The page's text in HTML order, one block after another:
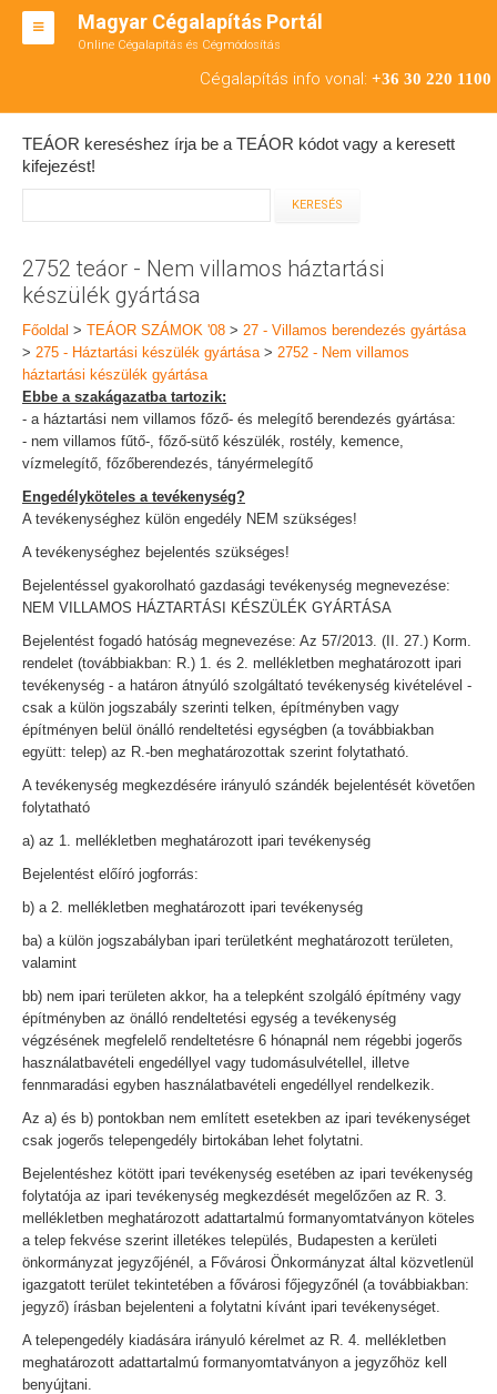
Magyar Cégalapítás Portál
Online Cégalapítás és Cégmódosítás
Cégalapítás info vonal: +36 30 220 1100
BT ALAPÍTÁS
RT ALAPÍTÁS
TEÁOR SZÁMOK '08
TEÁOR kereséshez írja be a TEÁOR kódot vagy a keresett
kifejezést!
2752 teáor - Nem villamos háztartási
készülék gyártása
Főoldal > TEÁOR SZÁMOK '08 > 27 - Villamos berendezés gyártása
> 275 - Háztartási készülék gyártása> 2752 - Nem villamos
háztartási készülék gyártása
Ebbe a szakágazatba tartozik:
- a háztartási nem villamos főző- és melegítő berendezés gyártása:
- nem villamos fűtő-, főző-sütő készülék, rostély, kemence,
vízmelegítő, főzőberendezés, tányérmelegítő
Engedélyköteles a tevékenység?
A tevékenységhez külön engedély NEM szükséges!
A tevékenységhez bejelentés szükséges!
Bejelentéssel gyakorolható gazdasági tevékenység megnevezése:
NEM VILLAMOS HÁZTARTÁSI KÉSZÜLÉK GYÁRTÁSA
Bejelentést fogadó hatóság megnevezése: Az 57/2013. (II. 27.) Korm.
rendelet (továbbiakban: R.) 1. és 2. mellékletben meghatározott ipari
tevékenység - a határon átnyúló szolgáltató tevékenység kivételével -
csak a külön jogszabály szerinti telken, építményben vagy
építményen belül önálló rendeltetési egységben (a továbbiakban
együtt: telep) az R.-ben meghatározottak szerint folytatható.
A tevékenység megkezdésére irányuló szándék bejelentését követően
folytatható
a) az 1. mellékletben meghatározott ipari tevékenység
Bejelentést előíró jogforrás:
b) a 2. mellékletben meghatározott ipari tevékenység
ba) a külön jogszabályban ipari területként meghatározott területen,
valamint
bb) nem ipari területen akkor, ha a telepként szolgáló építmény vagy
építményben az önálló rendeltetési egység a tevékenység
végzésének megfelelő rendeltetésre 6 hónapnál nem régebbi jogerős
használatbavételi engedéllyel vagy tudomásulvétellel, illetve
fennmaradási egyben használatbavételi engedéllyel rendelkezik.
Az a) és b) pontokban nem említett esetekben az ipari tevékenységet
csak jogerős telepengedély birtokában lehet folytatni.
Bejelentéshez kötött ipari tevékenység esetében az ipari tevékenység
folytatója az ipari tevékenység megkezdését megelőzően az R. 3.
mellékletben meghatározott adattartalmú formanyomtatványon köteles
a telep fekvése szerint illetékes település, Budapesten a kerületi
önkormányzat jegyzőjénél, a Fővárosi Önkormányzat által közvetlenül
igazgatott terület tekintetében a fővárosi főjegyzőnél (a továbbiakban:
jegyző) írásban bejelenteni a folytatni kívánt ipari tevékenységet.
A telepengedély kiadására irányuló kérelmet az R. 4. mellékletben
meghatározott adattartalmú formanyomtatványon a jegyzőhöz kell
benyújtani.